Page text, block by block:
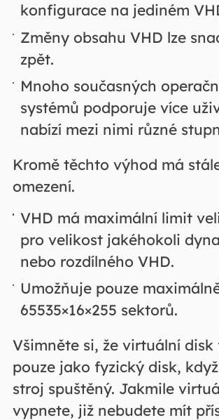
konfigurace na jediném
Změny obsahu VHD lze
zpět.
Mnoho současných
systémů podporuje více
nabízí mezi nimi různé
Kromě těchto výhod má
omezení.
VHD má maximální limit
pro velikost jakéhokoli
nebo rozdílného VHD.
Umožňuje pouze
65535×16×255 sektorů.
Všimněte si, že virtuální
pouze jako fyzický disk,
stroj spuštěný. Jakmile
vypnete, již nebudete mít